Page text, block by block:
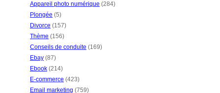
Appareil photo numérique (284)
Plongée (5)
Divorce (157)
Thème (156)
Conseils de conduite (169)
Ebay (87)
Ebook (214)
E-commerce (423)
Email marketing (759)